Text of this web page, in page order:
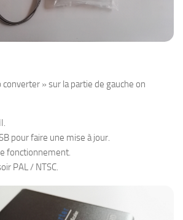
» sur la partie de gauche on
pour faire une mise à jour.
fonctionnement.
PAL / NTSC.